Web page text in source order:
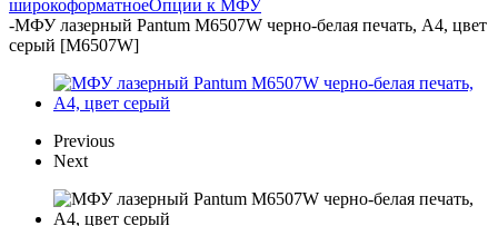
широкоформатноеОпции к МФУ
-МФУ лазерный Pantum M6507W черно-белая печать, A4, цвет
серый [M6507W]
Previous
Next